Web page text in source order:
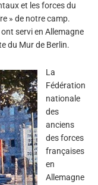
et les forces du
» de notre camp.
servi en Allemagne
du Mur de Berlin.
La
Fédération
nationale
des
anciens
des forces
françaises
en
Allemagne